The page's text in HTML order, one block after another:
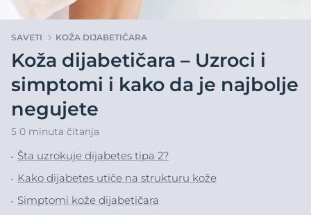
SAVETI KOŽA DIJABETIČARA
Koža dijabetičara – Uzroci i
simptomi i kako da je najbolje
negujete
5 0 minuta čitanja
Šta uzrokuje dijabetes tipa 2?
Kako dijabetes utiče na strukturu kože
Simptomi kože dijabetičara